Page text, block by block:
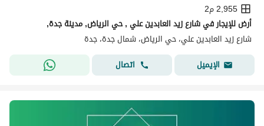
2,955 م2
أرض للإيجار في شارع زيد العابدين علي , حي الرياض, مدينة جدة,
شارع زيد العابدين علي، حي الرياض، شمال جدة، جدة
الإيميل
اتصال